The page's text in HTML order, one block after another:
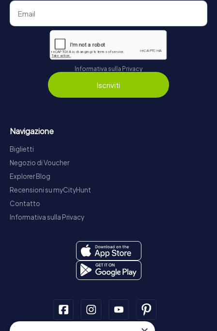
Informativa sulla Privacy
Iscriviti
Navigazione
Biglietti
Negozio di Voucher
Explorer Blog
Recensioni su myCityHunt
Contatto
Informativa sulla Privacy